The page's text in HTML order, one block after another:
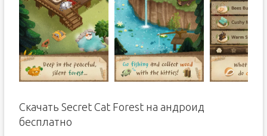
Скачать Secret Cat Forest на андроид
бесплатно